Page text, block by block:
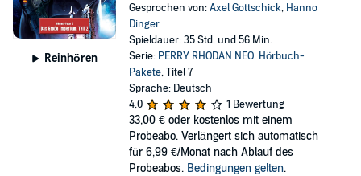
Reinhören
Gesprochen von:Axel Gottschick, Hanno
Dinger
Spieldauer: 35 Std. und 56 Min.
Serie: PERRY RHODAN NEO. Hörbuch-
Pakete, Titel 7
Sprache: Deutsch
4,0
1 Bewertung
33,00 € oder kostenlos mit einem
Probeabo. Verlängert sich automatisch
für 6,99 €/Monat nach Ablauf des
Probeabos. Bedingungen gelten.